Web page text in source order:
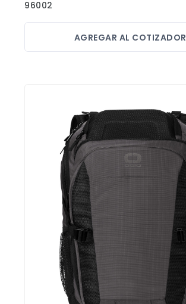
Fajas
Gorras
Juniors
Juvenil
Maletines
Mujeres
Niños
Pantalones
Polos
Shorts
Sweaters
96002
AGREGAR AL COTIZADOR